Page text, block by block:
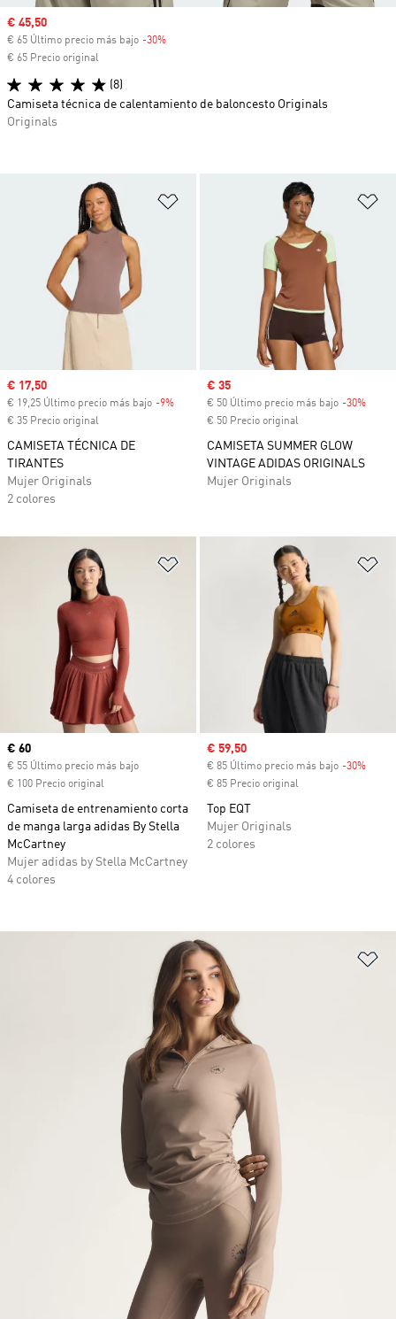
Añadir a la lista de deseos
Precio de venta
€ 17,50
€ 19,25 Último precio más bajo -9% Descuento
€ 35 Precio original
CAMISETA TÉCNICA DE
TIRANTES
Mujer Originals
2 colores
Precio de venta
€ 35
€ 50 Último precio más bajo -30%
€ 50 Precio original
CAMISETA SUMMER GLOW
VINTAGE ADIDAS ORIGINALS
Mujer Originals
Añadir a la lista de deseos
Precio actual
€ 60
€ 55 Último precio más bajo
€ 100 Precio original
Camiseta de entrenamiento corta
de manga larga adidas By Stella
McCartney
Mujer adidas by Stella McCartney
4 colores
Precio de venta
€ 59,50
€ 85 Último precio más bajo -30%
€ 85 Precio original
Top EQT
Mujer Originals
2 colores
Precio de venta
€ 45,50
€ 65 Último precio más bajo -30%
€ 65 Precio original
(8)
Camiseta técnica de calentamiento de baloncesto Originals
Originals